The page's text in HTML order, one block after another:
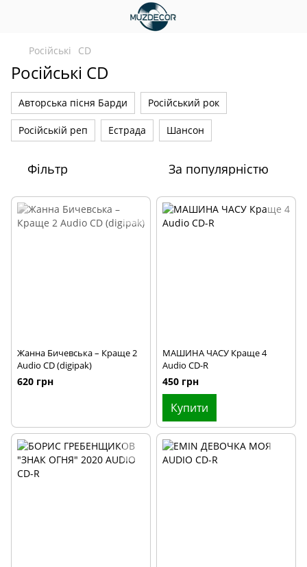
Російські CD
Російські CD
Авторська пісня Барди Російський рок
Російській реп Естрада Шансон
Фільтр За популярністю
Жанна Бичевська – Краще 2
Audio CD (digipak)
620 грн
МАШИНА ЧАСУ Краще 4
Audio CD-R
450 грн
Купити